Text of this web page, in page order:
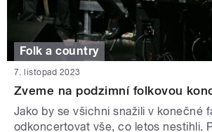
Folk a country
7. listopad 2023
Zveme na podzimní folkovou
Jako by se všichni snažili v konečné
odkoncertovat vše, co letos nestihli.